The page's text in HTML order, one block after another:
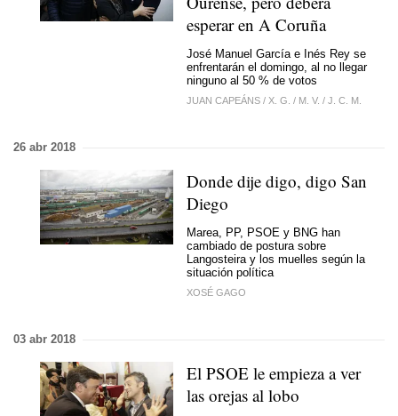
esperar en A Coruña
José Manuel García e Inés Rey se
enfrentarán el domingo, al no llegar
ninguno al 50 % de votos
JUAN CAPEÁNS / X. G. / M. V. / J. C. M.
26 abr 2018
Donde dije digo, digo San
Diego
Marea, PP, PSOE y BNG han
cambiado de postura sobre
Langosteira y los muelles según la
situación política
XOSÉ GAGO
03 abr 2018
El PSOE le empieza a ver
las orejas al lobo